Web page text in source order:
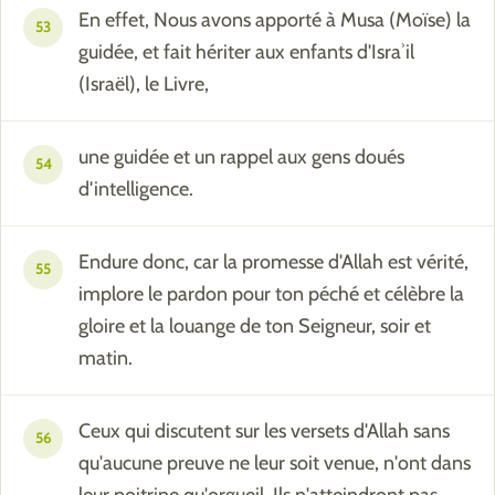
53
En effet, Nous avons apporté à Musa (Moïse) la
guidée, et fait hériter aux enfants d'Israʾil
(Israël), le Livre,
54
une guidée et un rappel aux gens doués
d'intelligence.
55
Endure donc, car la promesse d'Allah est vérité,
implore le pardon pour ton péché et célèbre la
gloire et la louange de ton Seigneur, soir et
matin.
56
Ceux qui discutent sur les versets d'Allah sans
qu'aucune preuve ne leur soit venue, n'ont dans